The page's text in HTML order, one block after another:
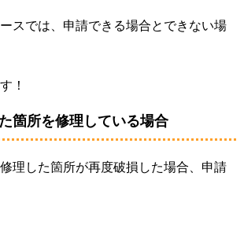
スでは、申請できる場合とできない場
！
箇所を修理している場合
理した箇所が再度破損した場合、申請